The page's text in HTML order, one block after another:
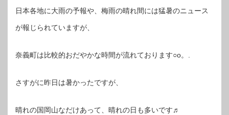
日本各地に大雨の予報や、梅雨の晴れ間には猛暑のニュース
が報じられていますが、
奈義町は比較的おだやかな時間が流れております○o。.
さすがに昨日は暑かったですが、
晴れの国岡山なだけあって、晴れの日も多いです♬